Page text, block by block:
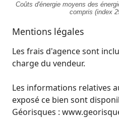
Coûts d'énergie moyens des
compris (index
Mentions légales
Les frais d'agence sont
charge du vendeur.
Les informations relatives
exposé ce bien sont
Géorisques :